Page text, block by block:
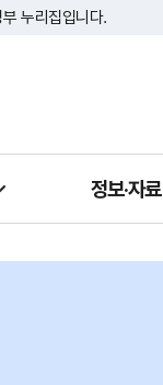
누리집입니다.
정보·자료